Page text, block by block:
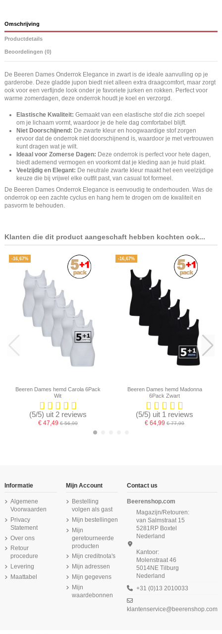
Omschrijving
Productdetails
Beoordelingen (0)
De Beeren Dames Onderrok Elegance in zwart is de ideale aanvulling op je
garderobe. Deze gladde jupon biedt niet alleen extra draagcomfort, maar zorgt
ook voor een verfijnde look onder je favoriete jurken en rokken. Perfect voor
warme zomerdagen, deze onderrok houdt je koel en verzorgd.
Elastische Kwaliteit: Gemaakt van een elastische stof die zich soepel
om je lichaam vormt, waardoor je de hele dag comfortabel blijft.
Niet Doorschijnend: De zwarte kleur en hoogwaardige stof zorgen
ervoor dat de onderrok niet doorschijnend is, waardoor je met vertrouwen
kunt dragen wat je wilt.
Ideaal voor Zomerse Dagen: Deze onderrok is perfect voor hete dagen,
biedt ademend vermogen en voorkomt dat je kleding aan je huid plakt.
Veelzijdig en Elegant: De neutrale zwarte kleur maakt het een veelzijdige
keuze die bij vrijwel elke outfit past, van casual tot formeel.
De Beeren Dames Onderrok Elegance is eenvoudig te onderhouden. Was de
onderrok op een zachte cyclus en hang hem te drogen om de kwaliteit en
pasvorm te behouden.
Klanten die dit product aangeschaft hebben kochten ook...
-16,67%
Beeren Dames hemd Carola 6Pack
Wit
(5/5) uit 2 reviews
€ 47,49€ 56,99
-16,67%
Beeren Dames hemd Madonna
6Pack Zwart
(5/5) uit 1 reviews
€ 64,99€ 77,99
Beeren Dames Onderrok Elegance
Beeren Dames hemd Viola Zwart
€ 14,75
Beeren Dames Short Elegance Zwart
(4/5) uit 1 reviews
Beeren Heren singlet M3000 6Pack
Donker Grijs
(4,7/5) uit 3 reviews
€ 52,49€ 62,99
2 a 3 dagen levertijd
Beeren Heren singlet M3000 Wit
(5/5) uit 2 reviews
Beeren Dames Elegance Maxi Slip
Navy
Beeren Dames spaghetti hemd
Brigitte Zwart
Beeren Dames hemd Madonna Wit
€ 10,99
Informatie
Algemene
Voorwaarden
Privacy
Statement
Over ons
Retour
procedure
Levering
Maattabel
Mijn Account
Bestelling
volgen als gast
Mijn bestellingen
Mijn
geretourneerde
producten
Mijn creditnota's
Mijn adressen
Mijn gegevens
Mijn
waardebonnen
Contact us
Beerenshop.com
Magazijn/Retouren:
van Salmstraat 15
5281RP Boxtel
Nederland
Kantoor:
Molenstraat 46
5014NE Tilburg
Nederland
+31 (0)13 2010033
klantenservice@beerenshop.com